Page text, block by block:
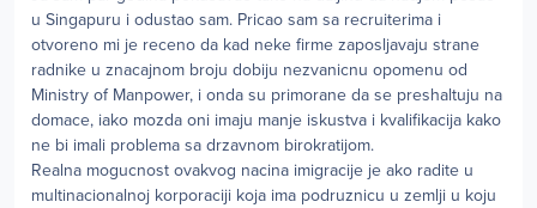
u Singapuru i odustao sam. Pricao sam sa recruiterima i
otvoreno mi je receno da kad neke firme zaposljavaju strane
radnike u znacajnom broju dobiju nezvanicnu opomenu od
Ministry of Manpower, i onda su primorane da se preshaltuju na
domace, iako mozda oni imaju manje iskustva i kvalifikacija kako
ne bi imali problema sa drzavnom birokratijom.
Realna mogucnost ovakvog nacina imigracije je ako radite u
multinacionalnoj korporaciji koja ima podruznicu u zemlji u koju